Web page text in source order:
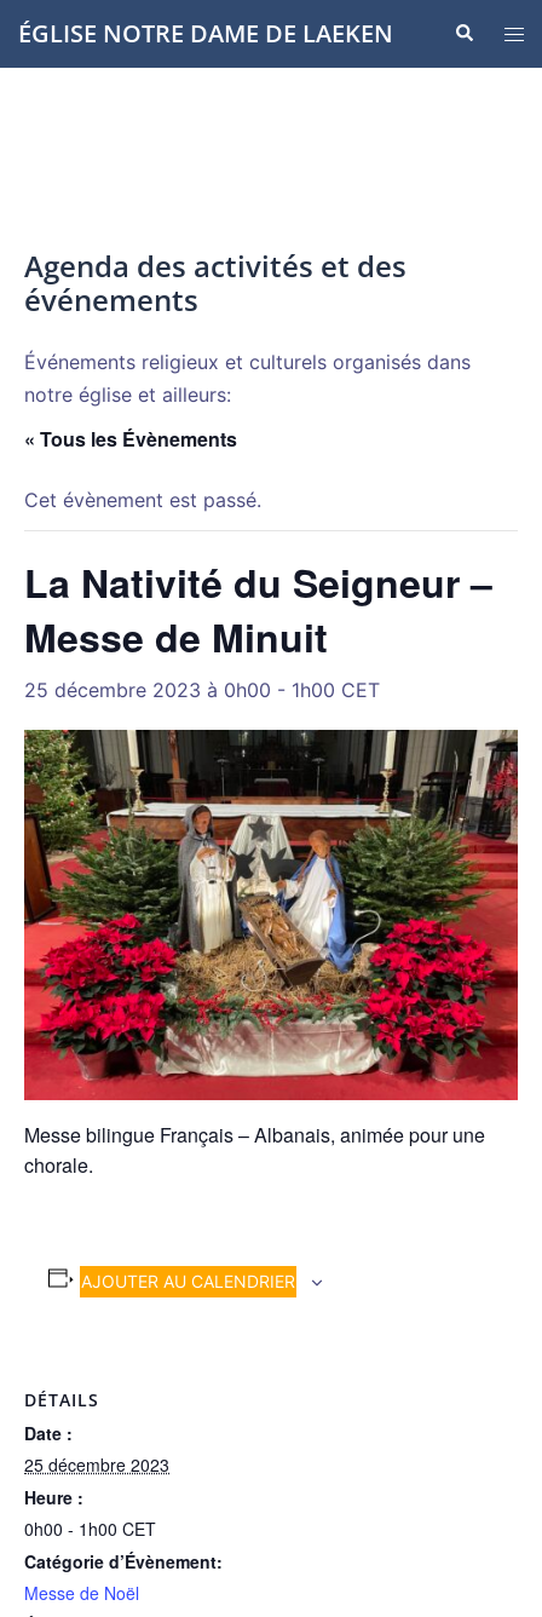
Aller
auÉGLISE NOTRE DAME DE LAEKEN
le
Agenda des activités et des
événements
Événements religieux et culturels organisés dans
notre église et ailleurs:
« Tous les Évènements
Cet évènement est passé.
La Nativité du Seigneur –
Messe de Minuit
25 décembre 2023 à 0h00 - 1h00 CET
Messe bilingue Français – Albanais, animée pour une
chorale.
AJOUTER AU CALENDRIER
DÉTAILS
Date :
25 décembre 2023
Heure :
0h00 - 1h00 CET
Catégorie d’Évènement:
Messe de Noël